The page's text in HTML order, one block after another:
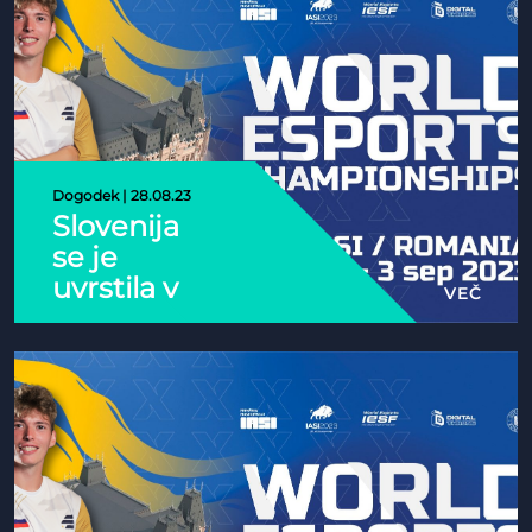
Dogodek | 28.08.23
Slovenija
se je
uvrstila v
izločilne
boje
svetovnega
prvenstva!
VEČ